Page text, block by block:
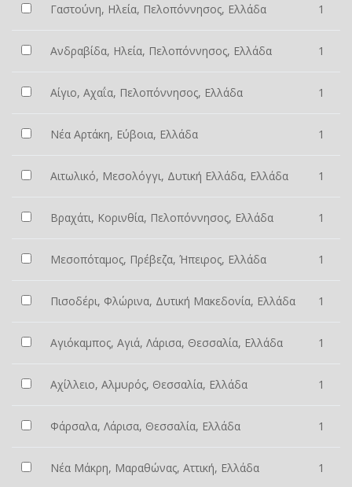
Γαστούνη, Ηλεία, Πελοπόννησος, Ελλάδα 1
Ανδραβίδα, Ηλεία, Πελοπόννησος, Ελλάδα 1
Αίγιο, Αχαΐα, Πελοπόννησος, Ελλάδα 1
Νέα Αρτάκη, Εύβοια, Ελλάδα 1
Αιτωλικό, Μεσολόγγι, Δυτική Ελλάδα, Ελλάδα 1
Βραχάτι, Κορινθία, Πελοπόννησος, Ελλάδα 1
Μεσοπόταμος, Πρέβεζα, Ήπειρος, Ελλάδα 1
Πισοδέρι, Φλώρινα, Δυτική Μακεδονία, Ελλάδα 1
Αγιόκαμπος, Αγιά, Λάρισα, Θεσσαλία, Ελλάδα 1
Αχίλλειο, Αλμυρός, Θεσσαλία, Ελλάδα 1
Φάρσαλα, Λάρισα, Θεσσαλία, Ελλάδα 1
Νέα Μάκρη, Μαραθώνας, Αττική, Ελλάδα 1